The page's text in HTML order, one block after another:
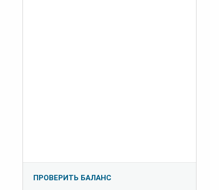
ПРОВЕРИТЬ БАЛАНС